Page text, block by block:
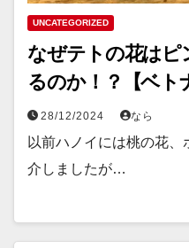
UNCATEGORIZED
なぜテトの花はピ
るのか！？【ベト
28/12/2024 なら
以前ハノイには桃の花
介しましたが…